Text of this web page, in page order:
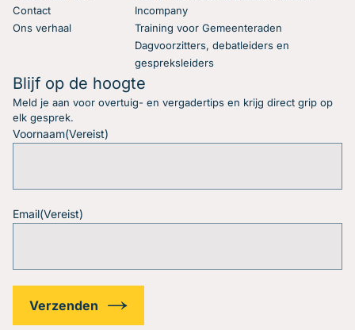
Contact
Ons verhaal
Incompany
Training voor Gemeenteraden
Dagvoorzitters, debatleiders en
gespreksleiders
Blijf op de hoogte
Meld je aan voor overtuig- en vergadertips en krijg direct grip op
elk gesprek.
Voornaam(Vereist)
Email(Vereist)